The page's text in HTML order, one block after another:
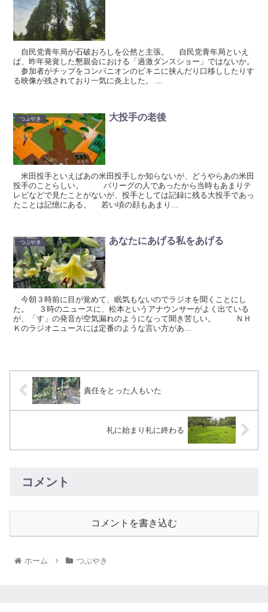
自民党青年局が石破おろしを公然と主張。 自民党青年局といえ
ば、昨年発覚した懇親会における「過激ダンスショー」ではないか。
参加者がチップをコンパニオンのビキニに挟んだり口移ししたりす
る映像が残されており一気に炎上した。 ...
つぶやき 大投手の老後
米田投手といえばあの米田投手しか知らないが、どうやらあの米田
投手のことらしい。 パリーグの人であったから当時もあまりテ
レビなどで見たことがないが、投手としては記録に残る大投手であっ
たことは記憶にある。 若い頃の顔もあまり...
つぶやき あなたにあげる私をあげる
今朝３時前に目が覚めて、眠気もないのでラジオを聞くことにし
た。 ３時のニュースに、松本というアナウンサーがよく出ている
が、「す」の発音が空気漏れのようになって聞き苦しい。 ＮＨ
Ｋのラジオニュースには定番のような言い方があ...
責任をとった人もいた
礼に始まり礼に終わる
コメント
コメントを書き込む
ホーム つぶやき